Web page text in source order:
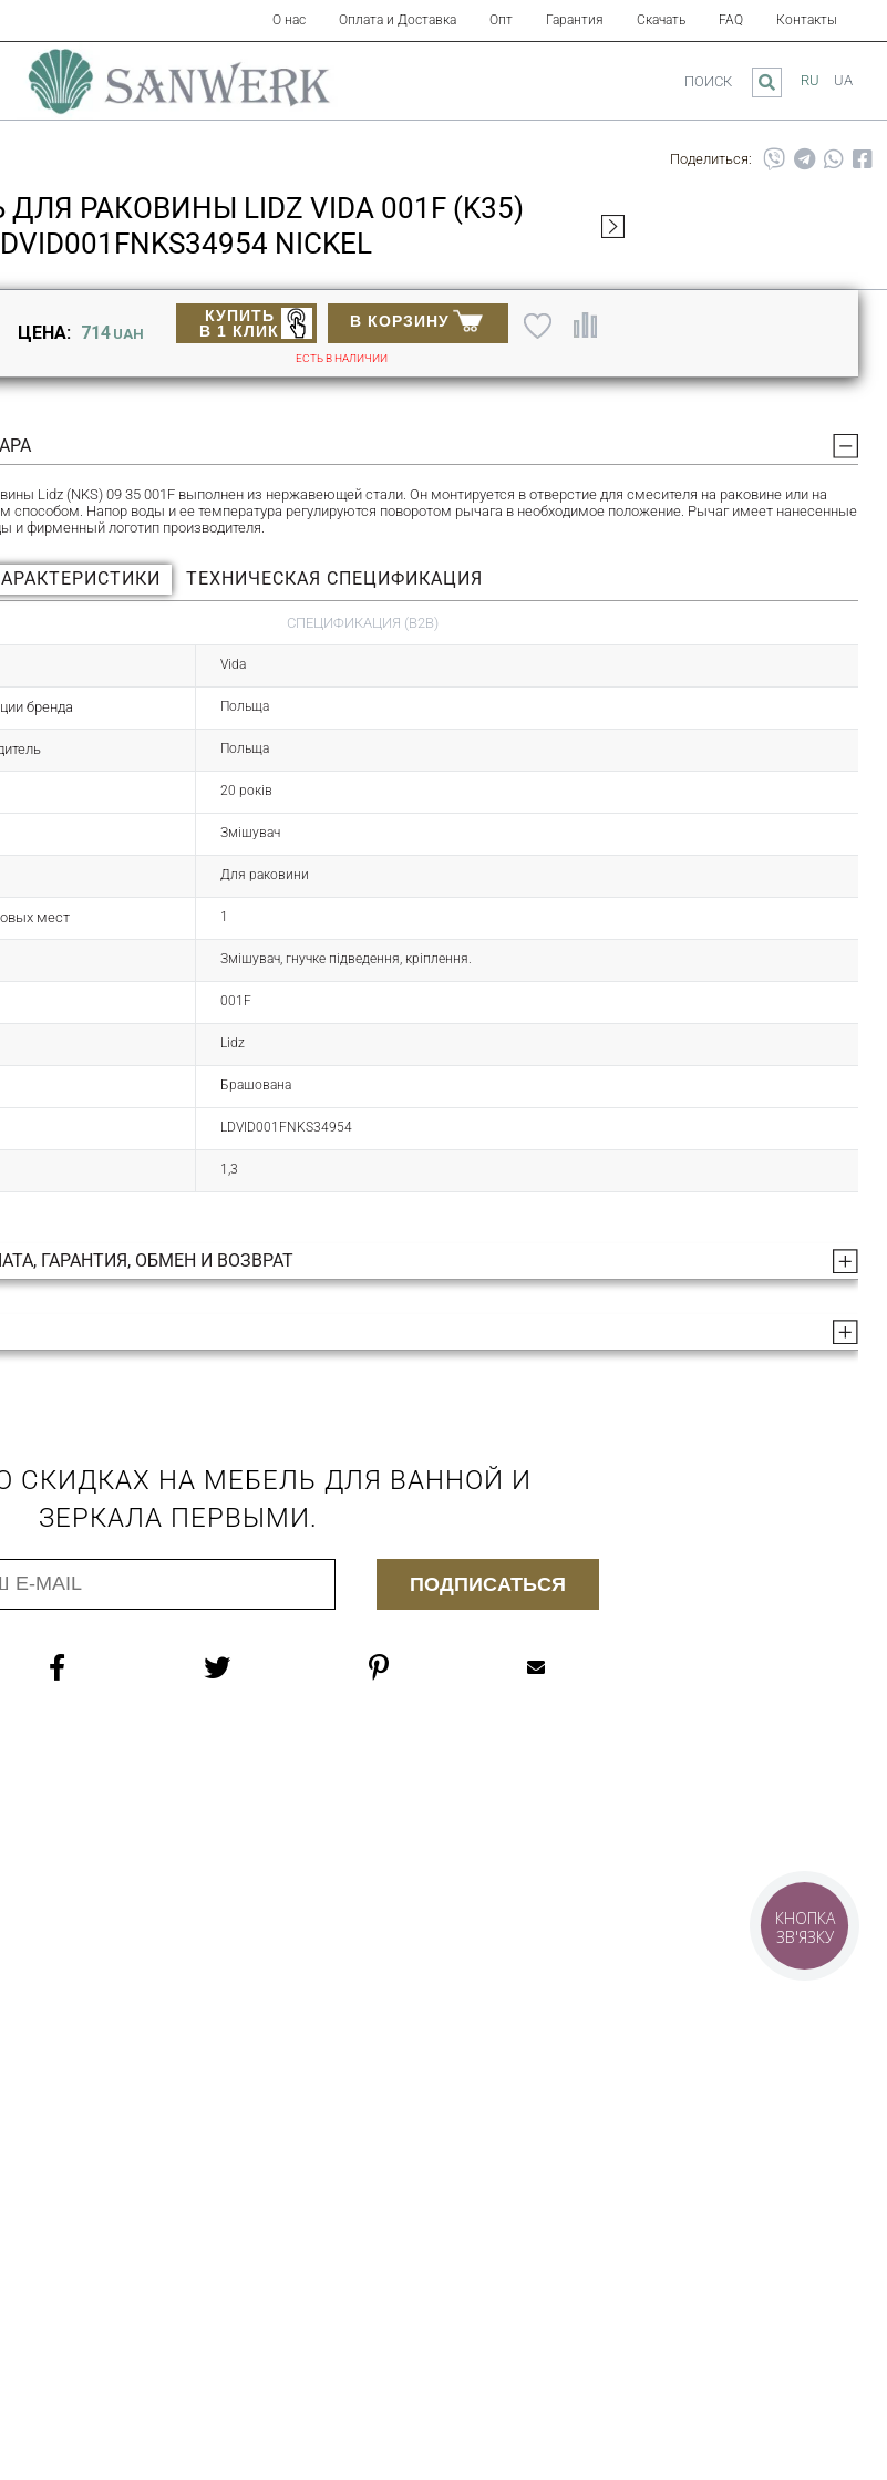
О нас Оплата и Доставка Опт Гарантия Скачать FAQ Контакты
RU UA
ПОИСК
Поделиться:
РАКОВИНЫ LIDZ VIDA 001F (K35)
NICKEL
ЦЕНА: 714 UAH
В КОРЗИНУ
КУПИТЬ
В 1 КЛИК
ЕСТЬ В НАЛИЧИИ
Lidz (NKS) 09 35 001F выполнен из нержавеющей стали. Он монтируется в отверстие для смесителя на раковине или на
способом. Напор воды и ее температура регулируются поворотом рычага в необходимое положение. Рычаг имеет нанесенные
и фирменный логотип производителя.
ТЕХНИЧЕСКАЯ СПЕЦИФИКАЦИЯ
СПЕЦИФИКАЦИЯ (B2B)
Vida
бренда Польща
Польща
20 років
Змішувач
Для раковини
мест 1
Змішувач, гнучке підведення, кріплення.
001F
Lidz
Брашована
LDVID001FNKS34954
1,3
ГАРАНТИЯ, ОБМЕН И ВОЗВРАТ
СКИДКАХ НА МЕБЕЛЬ ДЛЯ ВАННОЙ И
ЗЕРКАЛА ПЕРВЫМИ.
ПОДПИСАТЬСЯ
КНОПКА
ЗВ'ЯЗКУ